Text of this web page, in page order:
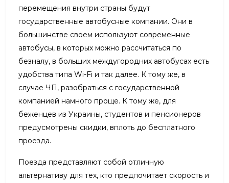
перемещения внутри страны будут
государственные автобусные компании. Они в
большинстве своем используют современные
автобусы, в которых можно рассчитаться по
безналу, в больших междугородних автобусах есть
удобства типа Wi-Fi и так далее. К тому же, в
случае ЧП, разобраться с государственной
компанией намного проще. К тому же, для
беженцев из Украины, студентов и пенсионеров
предусмотрены скидки, вплоть до бесплатного
проезда.
Поезда представляют собой отличную
альтернативу для тех, кто предпочитает скорость и